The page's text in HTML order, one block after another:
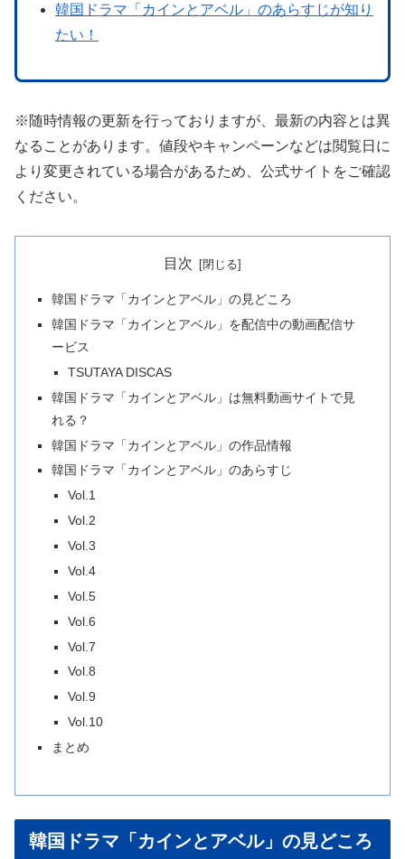
韓国ドラマ「カインとアベル」のあらすじが知り
たい！
※随時情報の更新を行っておりますが、最新の内容とは異
なることがあります。値段やキャンペーンなどは閲覧日に
より変更されている場合があるため、公式サイトをご確認
ください。
目次
韓国ドラマ「カインとアベル」の見どころ
韓国ドラマ「カインとアベル」を配信中の動画配信サ
ービス
TSUTAYA DISCAS
韓国ドラマ「カインとアベル」は無料動画サイトで見
れる？
韓国ドラマ「カインとアベル」の作品情報
韓国ドラマ「カインとアベル」のあらすじ
Vol.1
Vol.2
Vol.3
Vol.4
Vol.5
Vol.6
Vol.7
Vol.8
Vol.9
Vol.10
まとめ
韓国ドラマ「カインとアベル」の見どころ